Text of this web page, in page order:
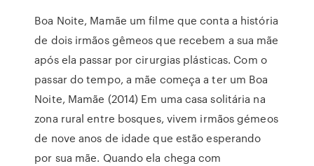
Boa Noite, Mamãe um filme que conta a história
de dois irmãos gêmeos que recebem a sua mãe
após ela passar por cirurgias plásticas. Com o
passar do tempo, a mãe começa a ter um Boa
Noite, Mamãe (2014) Em uma casa solitária na
zona rural entre bosques, vivem irmãos gémeos
de nove anos de idade que estão esperando
por sua mãe. Quando ela chega com